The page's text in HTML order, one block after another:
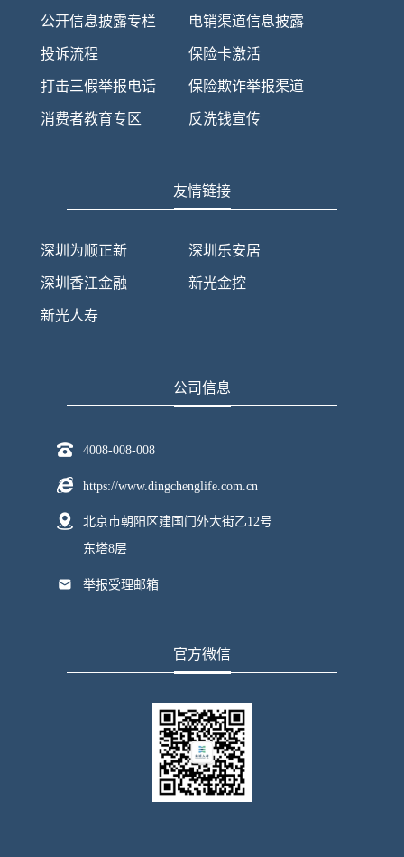
公开信息披露专栏
投诉流程
打击三假举报电话
消费者教育专区
电销渠道信息披露
保险卡激活
保险欺诈举报渠道
反洗钱宣传
友情链接
深圳为顺正新
深圳香江金融
新光人寿
深圳乐安居
新光金控
公司信息
4008-008-008
https://www.dingchenglife.com.cn
北京市朝阳区建国门外大街乙12号
东塔8层
举报受理邮箱
官方微信